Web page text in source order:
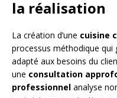
la réalisation
La création d’une cuisine
processus méthodique
adapté aux besoins du
une consultation
professionnel analyse